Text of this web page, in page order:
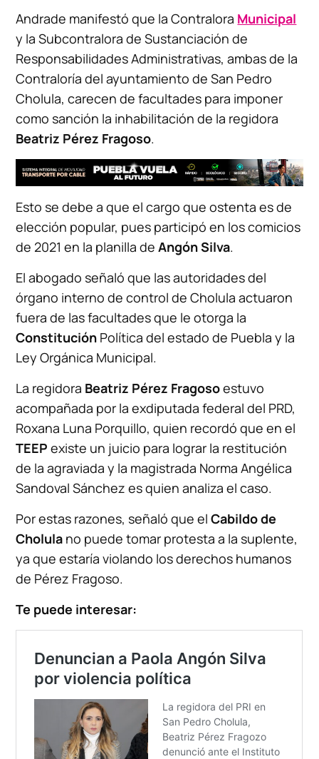
Andrade manifestó que la Contralora Municipal
y la Subcontralora de Sustanciación de
Responsabilidades Administrativas, ambas de la
Contraloría del ayuntamiento de San Pedro
Cholula, carecen de facultades para imponer
como sanción la inhabilitación de la regidora
Beatriz Pérez Fragoso.
Esto se debe a que el cargo que ostenta es de
elección popular, pues participó en los comicios
de 2021 en la planilla de Angón Silva.
El abogado señaló que las autoridades del
órgano interno de control de Cholula actuaron
fuera de las facultades que le otorga la
Constitución Política del estado de Puebla y la
Ley Orgánica Municipal.
La regidora Beatriz Pérez Fragosoestuvo
acompañada por la exdiputada federal del PRD,
Roxana Luna Porquillo, quien recordó que en el
TEEPexiste un juicio para lograr la restitución
de la agraviada y la magistrada Norma Angélica
Sandoval Sánchez es quien analiza el caso.
Por estas razones, señaló que elCabildo de
Cholula no puede tomar protesta a la suplente,
ya que estaría violando los derechos humanos
de Pérez Fragoso.
Te puede interesar: